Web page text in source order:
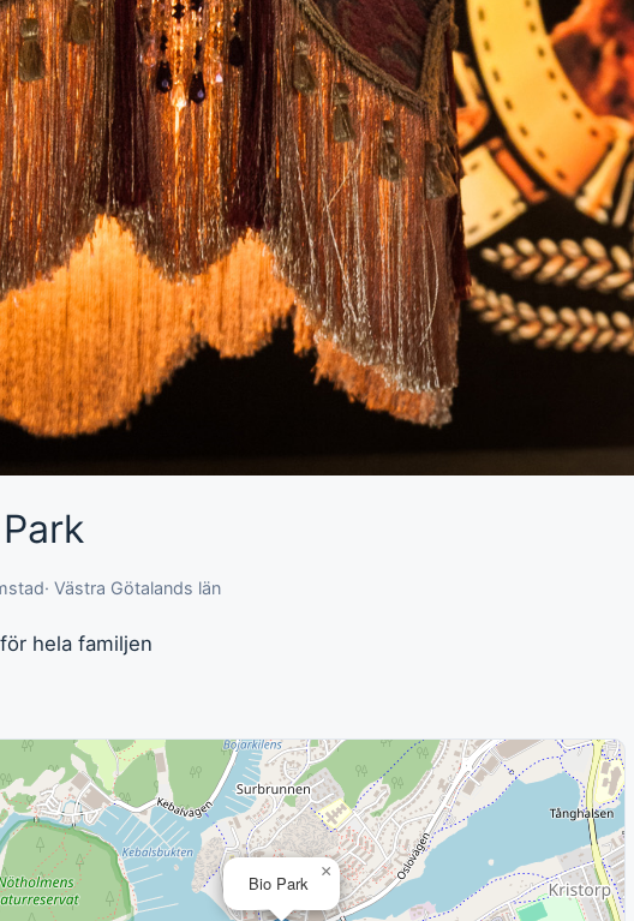
· Västra Götalands län
hela familjen
Bio Park
×